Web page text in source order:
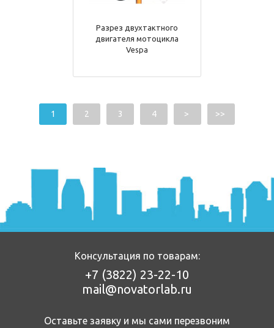
Разрез двухтактного
двигателя мотоцикла
Vespa
1 2 3 4 > >>
Консультация по товарам:
+7 (3822) 23-22-10
mail@novatorlab.ru
Оставьте заявку и мы сами перезвоним